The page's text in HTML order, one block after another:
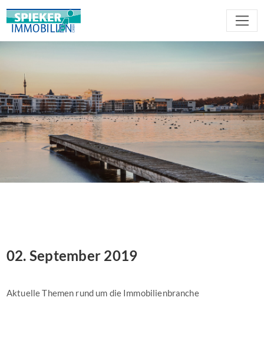
02. September 2019
Aktuelle Themen rund um die Immobilienbranche